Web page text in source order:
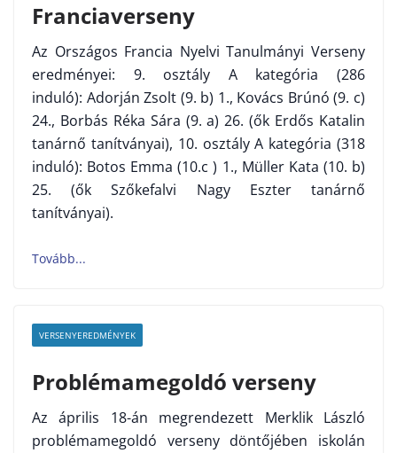
Franciaverseny
Az Országos Francia Nyelvi Tanulmányi Verseny
eredményei: 9. osztály A kategória (286
induló): Adorján Zsolt (9. b) 1., Kovács Brúnó (9. c)
24., Borbás Réka Sára (9. a) 26. (ők Erdős Katalin
tanárnő tanítványai), 10. osztály A kategória (318
induló): Botos Emma (10.c ) 1., Müller Kata (10. b)
25. (ők Szőkefalvi Nagy Eszter tanárnő
tanítványai).
VERSENYEREDMÉNYEK
Problémamegoldó verseny
Az április 18-án megrendezett Merklik László
problémamegoldó verseny döntőjében iskolán